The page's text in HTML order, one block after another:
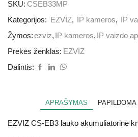
SKU: CSEB33MP
Kategorijos:
EZVIZ, IP kameros,
IP
Žymos:ezviz, IP kameros, IP vaizdo
Prekės ženklas: EZVIZ
Dalintis:
APRAŠYMAS
EZVIZ CS-EB3 lauko akumuliatorinė